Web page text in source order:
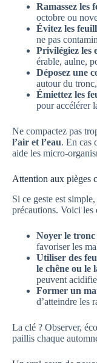
Ramassez les
octobre ou
Évitez les
ne pas
Privilégiez les
érable, aulne,
Déposez une
autour du
Émiettez les
pour accélérer
Ne compactez pas
l’air et l’eau. En cas
aide les micro-
Attention aux pièges
Si ce geste est
précautions. Voici les
Noyer le tronc
favoriser les
Utiliser des
le chêne ou le
peuvent
Former un
d’atteindre les
La clé ? Observer,
paillis chaque